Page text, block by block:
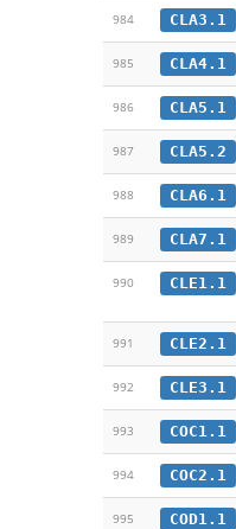
984 CLA3.1
985 CLA4.1
986 CLA5.1
987 CLA5.2
988 CLA6.1
989 CLA7.1
990 CLE1.1
991 CLE2.1
992 CLE3.1
993 COC1.1
994 COC2.1
995 COD1.1